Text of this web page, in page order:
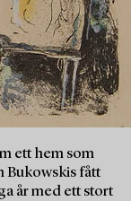
ett hem som
Bukowskis fått
år med ett stort